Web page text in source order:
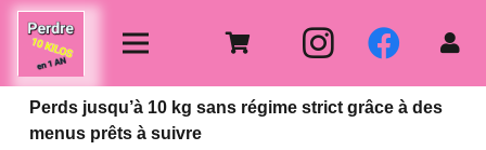
Perds jusqu’à 10 kg sans régime strict grâce à des
menus prêts à suivre